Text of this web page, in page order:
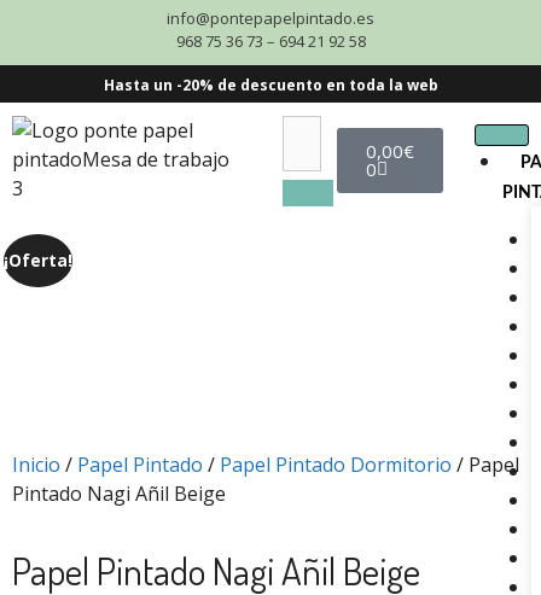
info@pontepapelpintado.es
968 75 36 73 – 694 21 92 58
Hasta un -20% de descuento en toda la web
0,00€
0
¡Oferta!
Inicio / Papel Pintado / Papel Pintado Dormitorio / Papel
Pintado Nagi Añil Beige
Papel Pintado Nagi Añil Beige